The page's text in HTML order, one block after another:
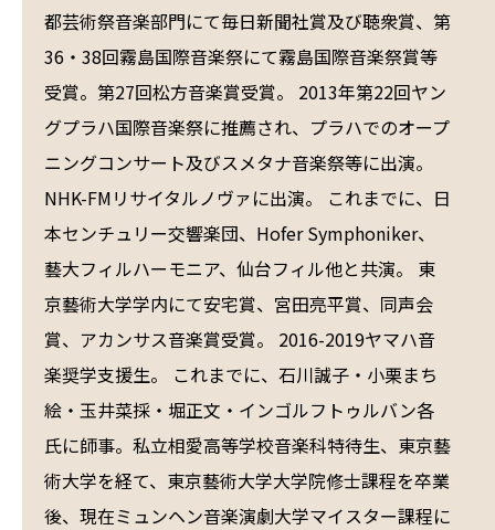
都芸術祭音楽部門にて毎日新聞社賞及び聴衆賞、第
36・38回霧島国際音楽祭にて霧島国際音楽祭賞等
受賞。第27回松方音楽賞受賞。 2013年第22回ヤン
グプラハ国際音楽祭に推薦され、プラハでのオープ
ニングコンサート及びスメタナ音楽祭等に出演。
NHK-FMリサイタルノヴァに出演。 これまでに、日
本センチュリー交響楽団、Hofer Symphoniker、
藝大フィルハーモニア、仙台フィル他と共演。 東
京藝術大学学内にて安宅賞、宮田亮平賞、同声会
賞、アカンサス音楽賞受賞。 2016-2019ヤマハ音
楽奨学支援生。 これまでに、石川誠子・小栗まち
絵・玉井菜採・堀正文・インゴルフトゥルバン各
氏に師事。私立相愛高等学校音楽科特待生、東京藝
術大学を経て、東京藝術大学大学院修士課程を卒業
後、現在ミュンヘン音楽演劇大学マイスター課程に